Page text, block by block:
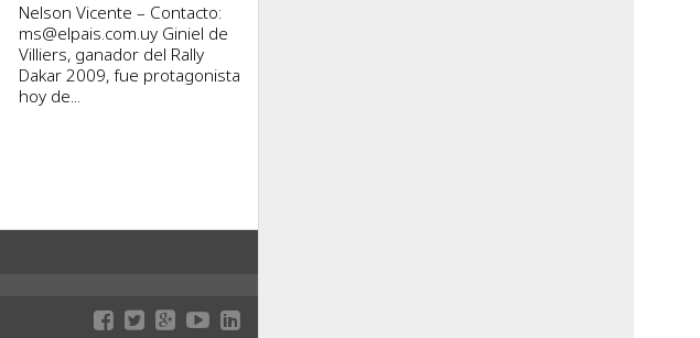
Nelson Vicente – Contacto:
ms@elpais.com.uyGiniel de
Villiers, ganador del Rally
Dakar 2009, fue protagonista
hoy de...